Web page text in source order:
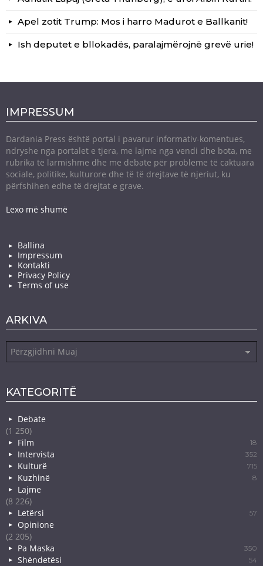
Apel zotit Trump: Mos i harro Madurot e Ballkanit!
Ish deputet e bllokadës, paralajmërojnë grevë urie!
IMPRESSUM
Dardania Press është portal i pavarur informativ-komentues,
ndryshe nga portalet e tjera, me lajme nga vendi dhe bota, me
rubrika të larmishme dhe me debate për probleme të caktuara
sociale, politike, kulturore dhe të të drejtave të njeriut, ku
përfshihen edhe të drejtat e grave.
Lexo më shumë
Ballina
Impressum
Kontakti
Privacy Policy
Terms of use
ARKIVA
KATEGORITË
Debate
(1 250)
Film
18
Intervista 352
Kulturë 715
Kuzhinë 8
Lajme
(8 226)
Letërsi
57
Opinione
(2 205)
Pa Maska
350
Shëndetësi 54